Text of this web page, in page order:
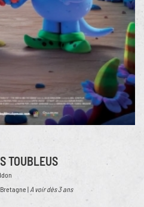
TOUBLEUS
| A voir dès 3 ans